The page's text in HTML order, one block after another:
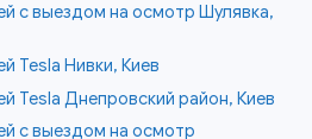
с выездом на осмотр Шулявка,
Tesla Нивки, Киев
Tesla Днепровский район, Киев
с выездом на осмотр